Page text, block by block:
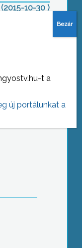
(2015-10-30 )
t a
új portálunkat a